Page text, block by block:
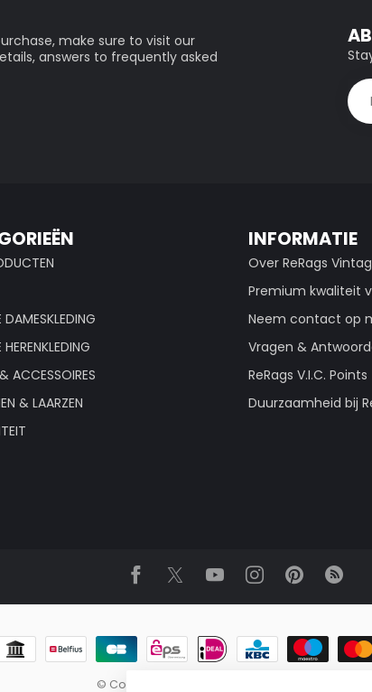
make sure to visit our
answers to frequently asked
ACCESSOIRES
& LAARZEN
INFORMATIE
Over ReRags
Premium kwaliteit
Neem contact op
Vragen &
ReRags V.I.C. Points
Duurzaamheid bij
© Copyright 2026 ReRags Vintage Groothandel